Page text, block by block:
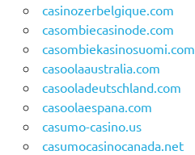
casinozerbelgique.com
casombiecasinode.com
casombiekasinosuomi.com
casoolaaustralia.com
casooladeutschland.com
casoolaespana.com
casumo-casino.us
casumocasinocanada.net